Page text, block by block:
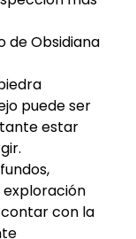
de Obsidiana
puede ser
estar
con la